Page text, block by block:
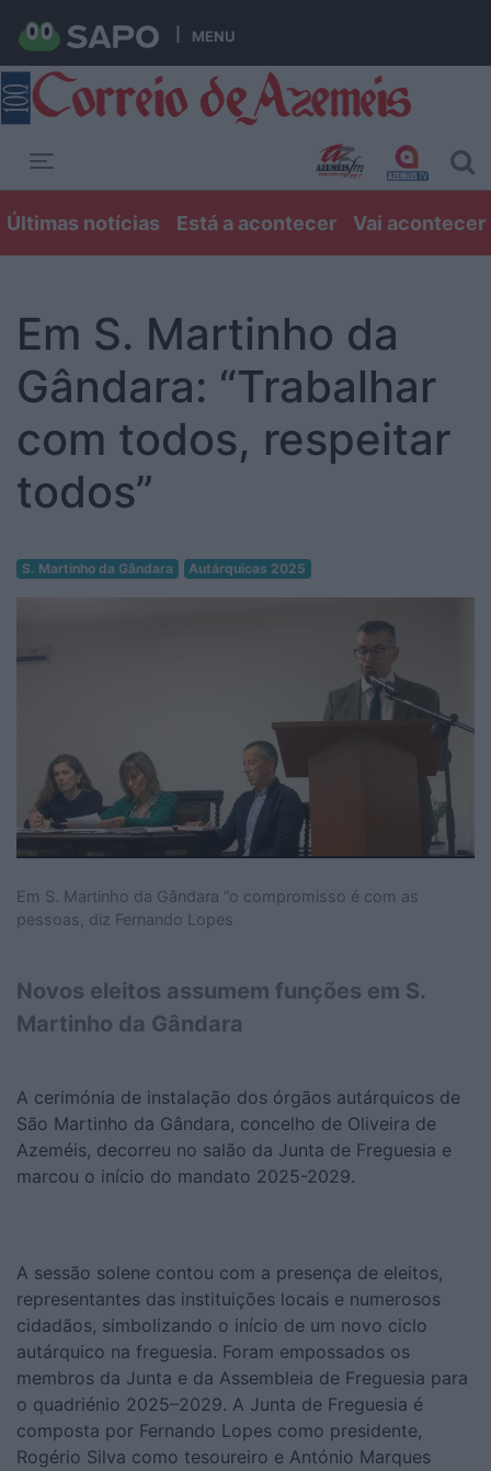
MENU
Últimas notícias Está a acontecer Vai acontecer
Em S. Martinho da
Gândara: “Trabalhar
com todos, respeitar
todos”
S. Martinho da Gândara Autárquicas 2025
Em S. Martinho da Gândara “o compromisso é com as
pessoas, diz Fernando Lopes
Novos eleitos assumem funções em S.
Martinho da Gândara
A cerimónia de instalação dos órgãos autárquicos de
São Martinho da Gândara, concelho de Oliveira de
Azeméis, decorreu no salão da Junta de Freguesia e
marcou o início do mandato 2025-2029.
A sessão solene contou com a presença de eleitos,
representantes das instituições locais e numerosos
cidadãos, simbolizando o início de um novo ciclo
autárquico na freguesia. Foram empossados os
membros da Junta e da Assembleia de Freguesia para
o quadriénio 2025–2029. A Junta de Freguesia é
composta por Fernando Lopes como presidente,
Rogério Silva como tesoureiro e António Marques